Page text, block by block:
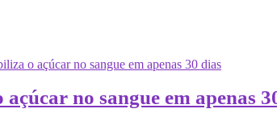
no sangue em apenas